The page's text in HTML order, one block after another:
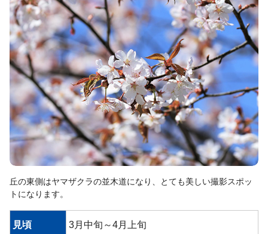
丘の東側はヤマザクラの並木道になり、とても美しい撮影スポッ
トになります。
見頃 3月中旬～4月上旬